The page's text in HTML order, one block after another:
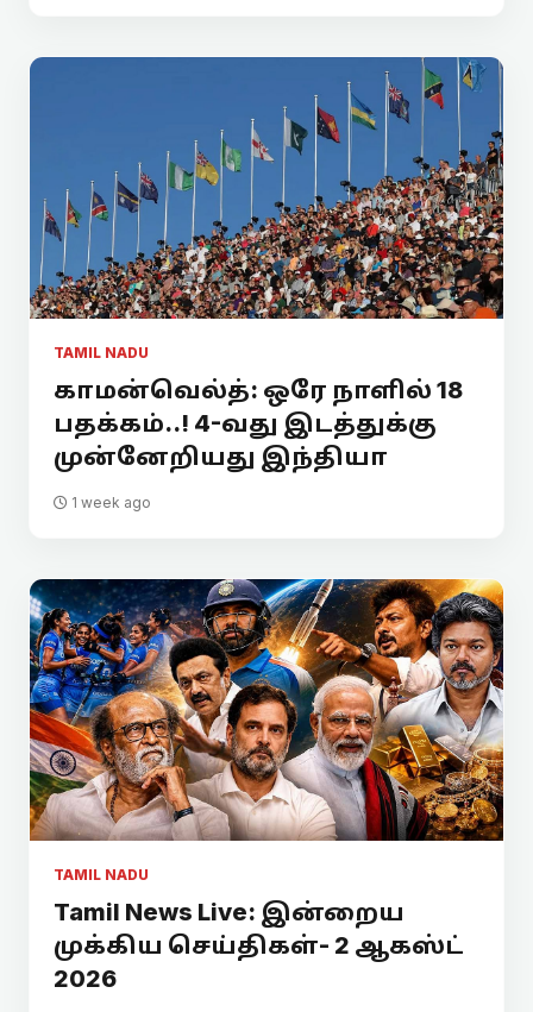
TAMIL NADU
காமன்வெல்த்: ஒரே நாளில் 18
பதக்கம்..! 4-வது இடத்துக்கு
முன்னேறியது இந்தியா
1 week ago
TAMIL NADU
Tamil News Live: இன்றைய
முக்கிய செய்திகள்- 2 ஆகஸ்ட்
2026